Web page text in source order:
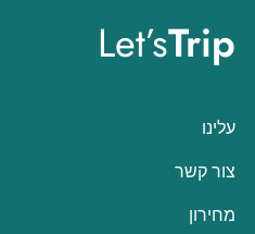
Let’sTrip
עלינו
צור קשר
מחירון